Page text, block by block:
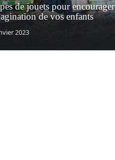
de jouets pour encourager
de vos enfants
2023